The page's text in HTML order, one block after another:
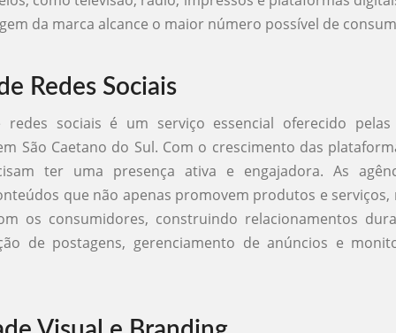
da marca alcance o maior número possível de
Redes Sociais
redes sociais é um serviço essencial oferecido pelas
São Caetano do Sul. Com o crescimento das
ter uma presença ativa e engajadora. As
que não apenas promovem produtos e serviços,
os consumidores, construindo relacionamentos
de postagens, gerenciamento de anúncios e